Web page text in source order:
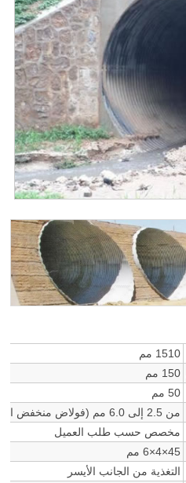
1510 مم
150 مم
50 مم
من 2.5 إلى 6.0 مم (فولاض منخفض الكربون، اللوح المدرفل على البارد، اللوح المجلفن، الخ.)
مخصص حسب طلب العميل
45×4×6 مم
التغذية من الجانب الأيسر